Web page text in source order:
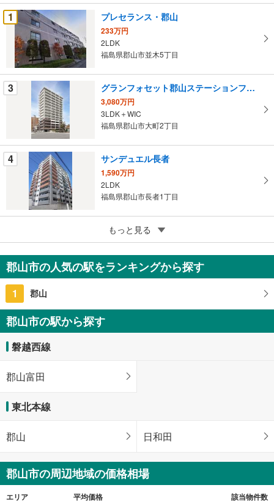
条
件
ペ
ー
す
る
1 プレセランス・郡山
233万円
2LDK
福島県郡山市並木5丁目
3 グランフォセット郡山ステーションフロント
3,080万円
3LDK＋WIC
福島県郡山市大町2丁目
4 サンデュエル長者
1,590万円
2LDK
福島県郡山市長者1丁目
ネオハイツ桑野
270万円
2K
福島県郡山市桑野1丁目
もっと見る
郡山市の人気の駅をランキングから探す
1 郡山
郡山市の駅から探す
磐越西線
郡山富田
東北本線
郡山 日和田
郡山市の周辺地域の価格相場
エリア 平均価格 該当物件数